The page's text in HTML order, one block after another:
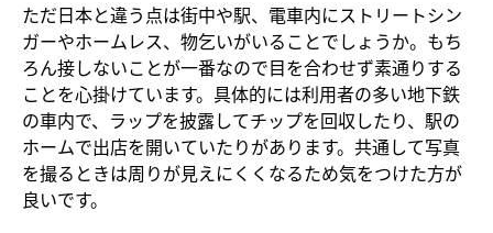
ただ日本と違う点は街中や駅、電車内にストリートシン
ガーやホームレス、物乞いがいることでしょうか。もち
ろん接しないことが一番なので目を合わせず素通りする
ことを心掛けています。具体的には利用者の多い地下鉄
の車内で、ラップを披露してチップを回収したり、駅の
ホームで出店を開いていたりがあります。共通して写真
を撮るときは周りが見えにくくなるため気をつけた方が
良いです。